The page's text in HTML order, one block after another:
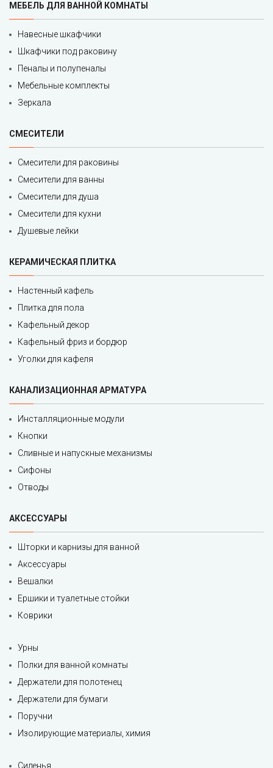
МЕБЕЛЬ ДЛЯ ВАННОЙ КОМНАТЫ
Навесные шкафчики
Шкафчики под раковину
Пеналы и полупеналы
Мебельные комплекты
Зеркала
СМЕСИТЕЛИ
Смесители для раковины
Смесители для ванны
Смесители для душа
Смесители для кухни
Душевые лейки
КЕРАМИЧЕСКАЯ ПЛИТКА
Настенный кафель
Плитка для пола
Кафельный декор
Кафельный фриз и бордюр
Уголки для кафеля
КАНАЛИЗАЦИОННАЯ АРМАТУРА
Инсталляционные модули
Кнопки
Сливные и напускные механизмы
Сифоны
Отводы
АКСЕССУАРЫ
Шторки и карнизы для ванной
Аксессуары
Вешалки
Ершики и туалетные стойки
Коврики
Урны
Полки для ванной комнаты
Держатели для полотенец
Держатели для бумаги
Поручни
Изолирующие материалы, химия
Сиденья